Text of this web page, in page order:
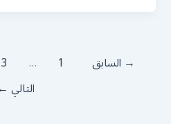
→ السابق 1
…
3
التالي ←